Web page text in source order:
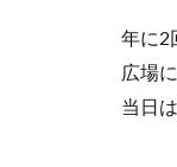
年に2
広場
当日